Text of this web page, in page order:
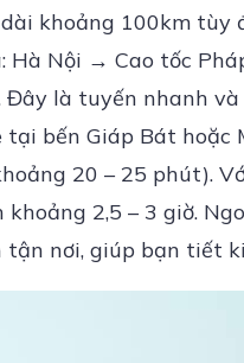
khoảng 100km
Hà Nội → Cao tốc
là tuyến nhanh
bến Giáp Bát
20 – 25 phút).
khoảng 2,5 – 3 giờ.
tận nơi, giúp bạn tiết